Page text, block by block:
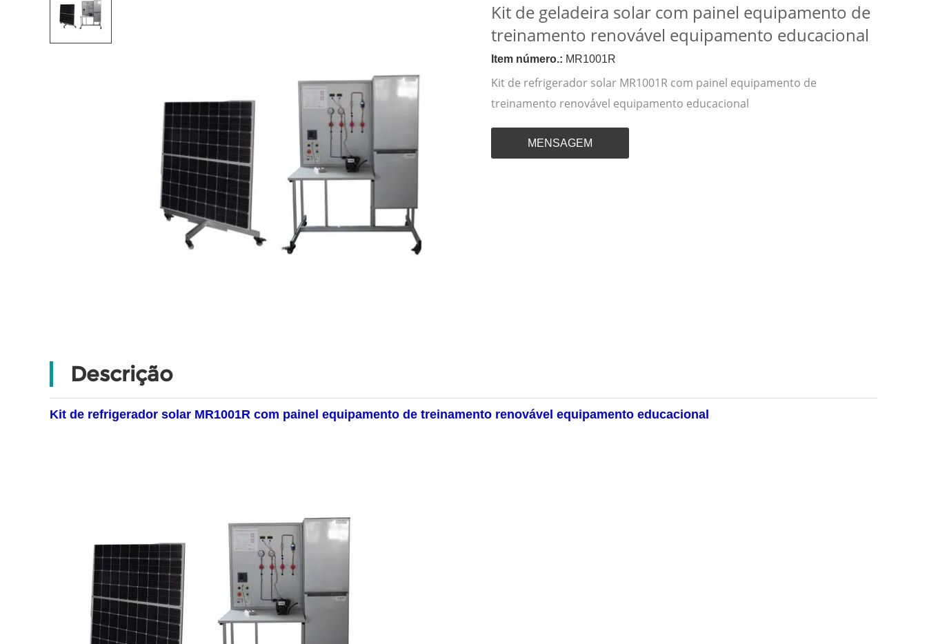
Kit de geladeira solar com painel equipamento de
treinamento renovável equipamento educacional
Item número.: MR1001R
Kit de refrigerador solar MR1001R com painel equipamento de
treinamento renovável equipamento educacional
MENSAGEM
Descrição
Kit de refrigerador solar MR1001R com painel equipamento de treinamento renovável equipamento educacional